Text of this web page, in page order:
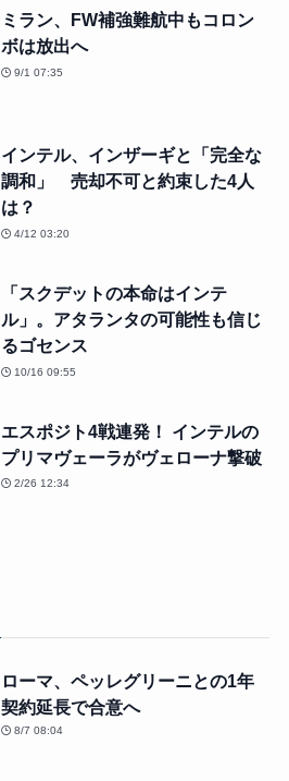
ミラン、FW補強難航中もコロン
ボは放出へ
9/1 07:35
インテル、インザーギと「完全な
調和」 売却不可と約束した4人
は？
4/12 03:20
「スクデットの本命はインテ
ル」。アタランタの可能性も信じ
るゴセンス
10/16 09:55
エスポジト4戦連発！ インテルの
プリマヴェーラがヴェローナ撃破
2/26 12:34
ローマ、ペッレグリーニとの1年
契約延長で合意へ
8/7 08:04